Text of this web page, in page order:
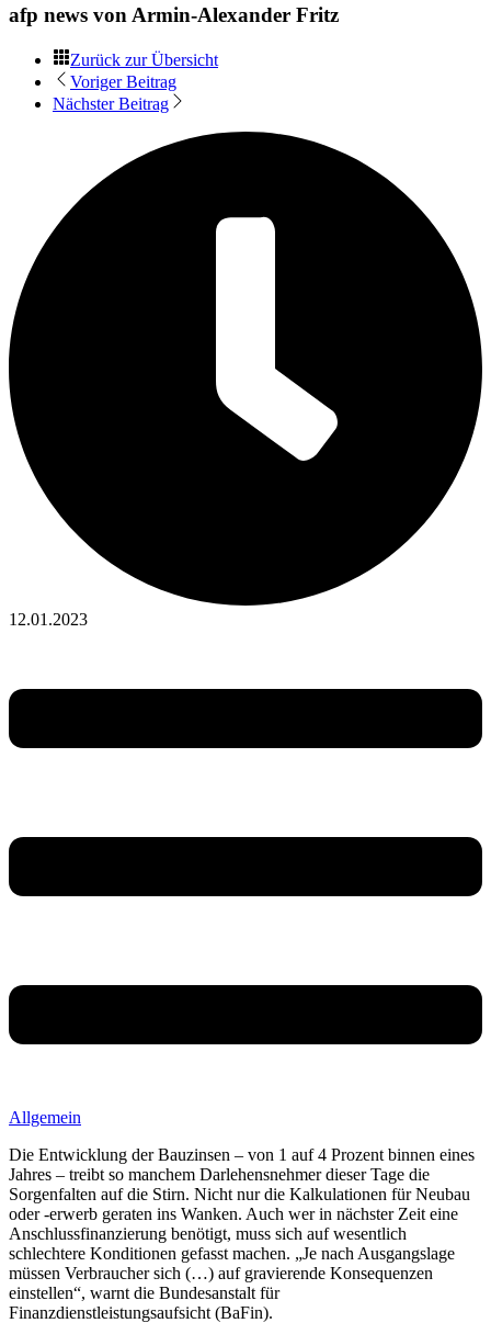
afp news von Armin-Alexander Fritz
Zurück zur Übersicht
Voriger Beitrag
Nächster Beitrag
12.01.2023
Allgemein
Die Entwicklung der Bauzinsen – von 1 auf 4 Prozent binnen eines
Jahres – treibt so manchem Darlehensnehmer dieser Tage die
Sorgenfalten auf die Stirn. Nicht nur die Kalkulationen für Neubau
oder -erwerb geraten ins Wanken. Auch wer in nächster Zeit eine
Anschlussfinanzierung benötigt, muss sich auf wesentlich
schlechtere Konditionen gefasst machen. „Je nach Ausgangslage
müssen Verbraucher sich (…) auf gravierende Konsequenzen
einstellen“, warnt die Bundesanstalt für
Finanzdienstleistungsaufsicht (BaFin).